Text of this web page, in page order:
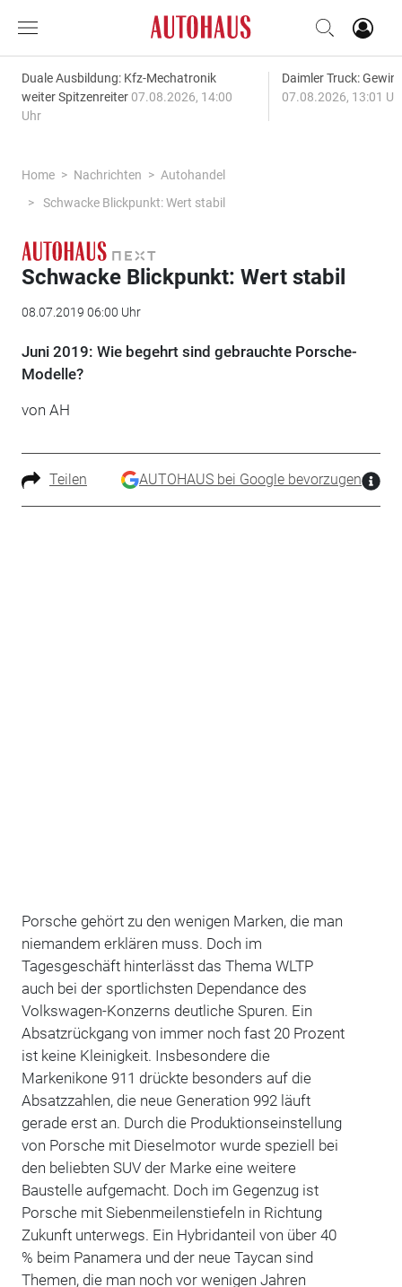
Duale Ausbildung: Kfz-Mechatronik
weiter Spitzenreiter 07.08.2026, 14:00
Uhr
Daimler Truck:
07.08.2026, 13:01
Home Nachrichten
Autohandel
Schwacke Blickpunkt: Wert stabil
Schwacke Blickpunkt: Wert stabil
08.07.2019 06:00 Uhr
Juni 2019: Wie begehrt sind gebrauchte Porsche-
Modelle?
von AH
Teilen AUTOHAUS bei Google bevorzugen
Porsche gehört zu den wenigen Marken, die man
niemandem erklären muss. Doch im
Tagesgeschäft hinterlässt das Thema WLTP
auch bei der sportlichsten Dependance des
Volkswagen-Konzerns deutliche Spuren. Ein
Absatzrückgang von immer noch fast 20 Prozent
ist keine Kleinigkeit. Insbesondere die
Markenikone 911 drückte besonders auf die
Absatzzahlen, die neue Generation 992 läuft
gerade erst an. Durch die Produktionseinstellung
von Porsche mit Dieselmotor wurde speziell bei
den beliebten SUV der Marke eine weitere
Baustelle aufgemacht. Doch im Gegenzug ist
Porsche mit Siebenmeilenstiefeln in Richtung
Zukunft unterwegs. Ein Hybridanteil von über 40
% beim Panamera und der neue Taycan sind
Themen, die man noch vor wenigen Jahren